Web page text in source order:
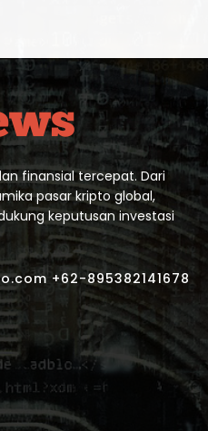
finansial tercepat. Dari
pasar kripto global,
keputusan investasi
+62-895382141678